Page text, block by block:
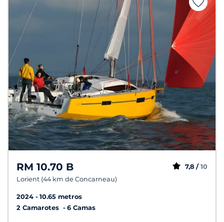
RM 10.70 B
Lorient (44 km de Concarneau)
7,8 / 10
2024
10.65 metros
2 Camarotes
6 Camas